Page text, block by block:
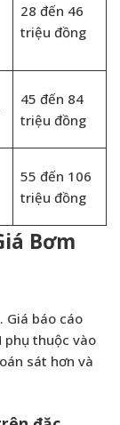
28 đến 46
triệu đồng
45 đến 84
triệu đồng
55 đến 106
triệu đồng
Bơm
Giá báo cáo
phụ thuộc vào
sát hơn và